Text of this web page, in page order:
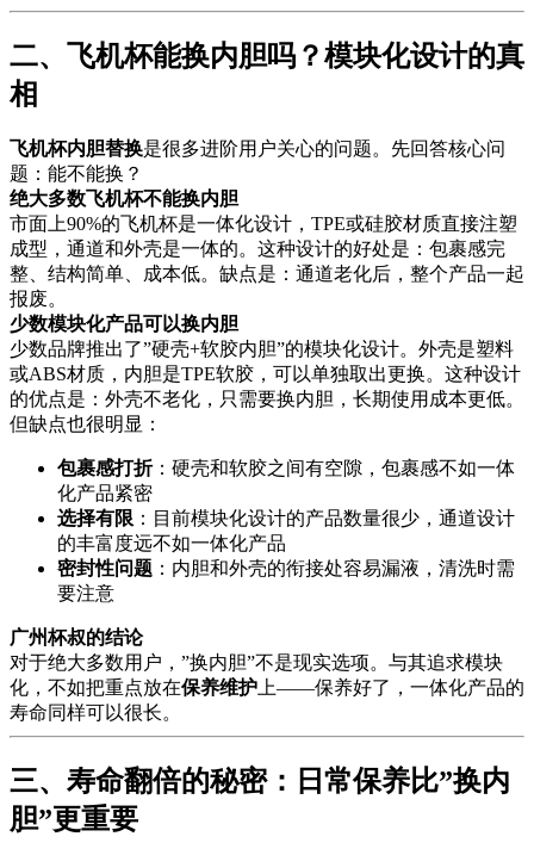
二、飞机杯能换内胆吗？模块化设计的真
相
飞机杯内胆替换是很多进阶用户关心的问题。先回答核心问
题：能不能换？
绝大多数飞机杯不能换内胆
市面上90%的飞机杯是一体化设计，TPE或硅胶材质直接注塑
成型，通道和外壳是一体的。这种设计的好处是：包裹感完
整、结构简单、成本低。缺点是：通道老化后，整个产品一起
报废。
少数模块化产品可以换内胆
少数品牌推出了”硬壳+软胶内胆”的模块化设计。外壳是塑料
或ABS材质，内胆是TPE软胶，可以单独取出更换。这种设计
的优点是：外壳不老化，只需要换内胆，长期使用成本更低。
但缺点也很明显：
包裹感打折：硬壳和软胶之间有空隙，包裹感不如一体
化产品紧密
选择有限 ：目前模块化设计的产品数量很少，通道设计
的丰富度远不如一体化产品
密封性问题 ：内胆和外壳的衔接处容易漏液，清洗时需
要注意
广州杯叔的结论
对于绝大多数用户，”换内胆”不是现实选项。与其追求模块
化，不如把重点放在保养维护 上——保养好了，一体化产品的
寿命同样可以很长。
三、寿命翻倍的秘密：日常保养比”换内
胆”更重要